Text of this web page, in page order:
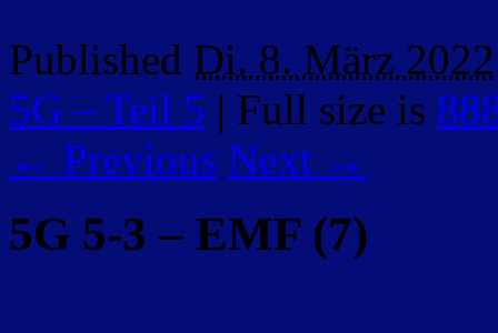
Published Di. 8. März 2022
5G – Teil 5 | Full size is
← Previous Next →
5G 5-3 – EMF (7)